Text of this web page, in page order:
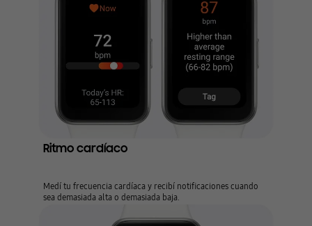
Ritmo cardíaco
Medí tu frecuencia cardíaca y recibí notificaciones cuando
sea demasiada alta o demasiada baja.